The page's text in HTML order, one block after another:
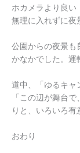
ホカメラより良い
無理に入れずに夜
公園からの夜景も
かなかでした。運
道中、「ゆるキ
「この辺が舞台
りと、いろいろ有
おわり